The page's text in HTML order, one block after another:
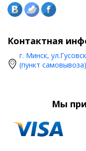
Контактная
г. Минск,
(пункт самовывоза)
Мы